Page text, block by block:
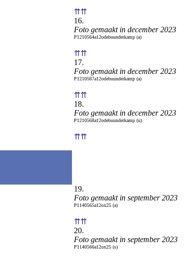
⇈⇈
16.
Foto gemaakt in december 2023
P1210564a12odebuunderkamp (a)
⇈⇈
17.
Foto gemaakt in december 2023
P1210567a12odebuunderkamp (a)
⇈⇈
18.
Foto gemaakt in december 2023
P1210568a12odebuunderkamp (u)
⇈⇈
19.
Foto gemaakt in september 2023
P1140565a12ox25 (a)
⇈⇈
20.
Foto gemaakt in september 2023
P1140566a12ox25 (s)